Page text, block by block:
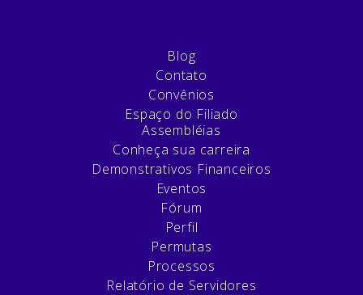
Blog
Contato
Convênios
Espaço do Filiado
Assembléias
Conheça sua carreira
Demonstrativos Financeiros
Eventos
Fórum
Perfil
Permutas
Processos
Relatório de Servidores